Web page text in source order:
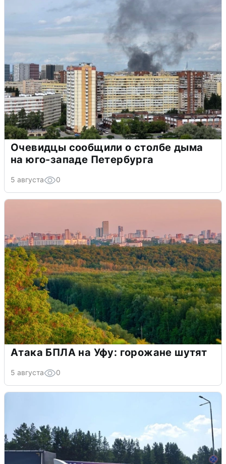
Очевидцы сообщили о столбе дыма
на юго-западе Петербурга
5 августа 0
Атака БПЛА на Уфу: горожане шутят
5 августа 0